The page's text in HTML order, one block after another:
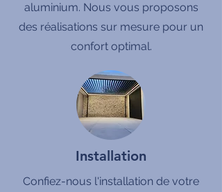
aluminium. Nous vous proposons
des réalisations sur mesure pour un
confort optimal.
Installation
Confiez-nous l'installation de votre